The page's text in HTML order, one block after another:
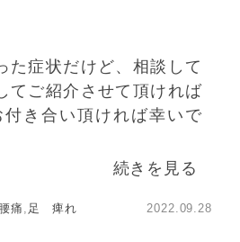
た症状だけど、相談して
てご紹介させて頂ければ
き合い頂ければ幸いで
続きを見る
2022.09.28
腰痛 , 足 痺れ